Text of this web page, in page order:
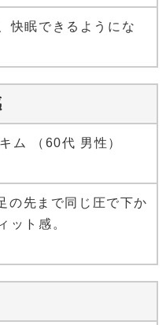
快眠できるようにな
（60代 男性）
の先まで同じ圧で下か
ット感。